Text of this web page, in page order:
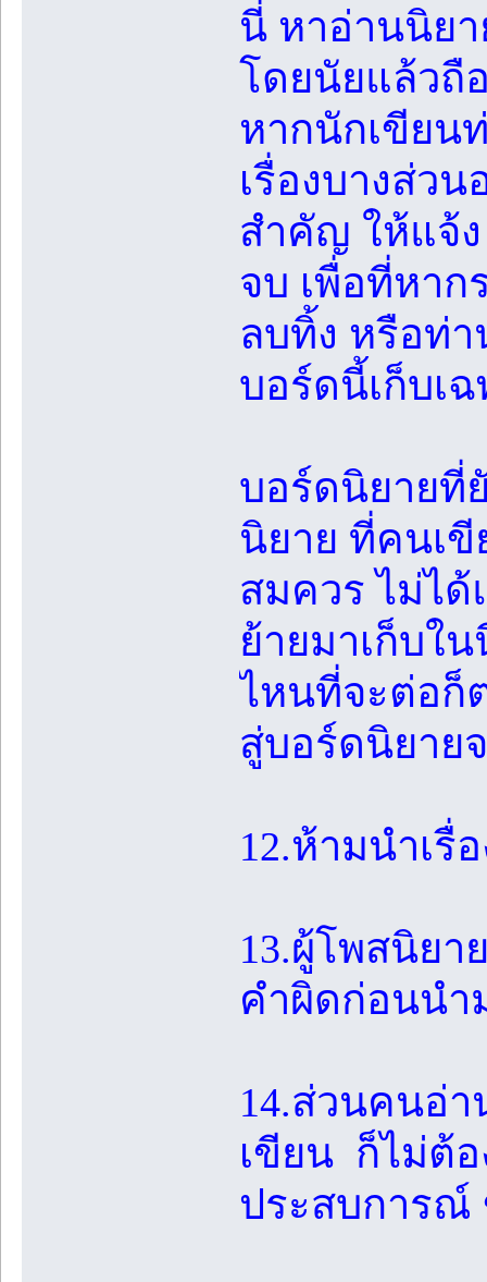
นี่ หาอ่านนิย
โดยนัยแล้วถื
หากนักเขียน
เรื่องบางส่ว
สำคัญ ให้แจ้ง
จบ เพื่อที่หาก
ลบทิ้ง หรือท่า
บอร์ดนี้เก็บเ
บอร์ดนิยายที่
นิยาย ที่คนเ
สมควร ไม่ได้
ย้ายมาเก็บใ
ไหนที่จะต่อก็
สู่บอร์ดนิยาย
12.ห้ามนำเรื่
13.ผู้โพสนิย
คำผิดก่อนนำ
14.ส่วนคนอ่า
เขียน ก็ไม่ต้อ
ประสบการณ์